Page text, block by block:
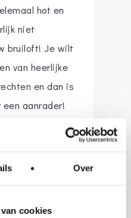
Over
cookies
hot en
niet
bruiloft! Je wilt
van heerlijke
en dan is
een aanrader!
prachtige
ervoor dat